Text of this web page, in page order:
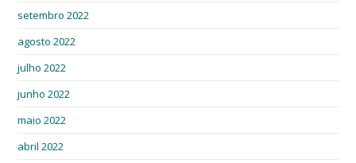
setembro 2022
agosto 2022
julho 2022
junho 2022
maio 2022
abril 2022